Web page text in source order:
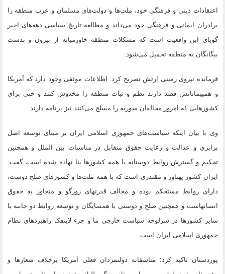
اعتقادات دینی و فرهنگی خود، ملت‌ها و دولت‌های مسلمان و عرب منطقه را
برادران ایمانی و فرهنگی خود می‌داند و مطالعه تاریخ سیاسی دهه‌های اخیر
گویای این واقعیت است که مشکلات منطقه خاورمیانه از بیرون و بدست
بیگانگان به منطقه تحمیل می‌شود.
فرمانده نیروی زمینی ارتش تصریح کرد: اطلاعات موثقی وجود دارد که آمریکا
و همپیمانانش قصد دارند نظم و ثبات منطقه را مخدوش کنند و حتی برای
کشورهایی که امروز مخالفان سوریه را مسلح می‌کنند نیز برنامه دارند.
وی با بیان اینکه سیاست‌های جمهوری اسلامی ایران بر مبنای توسعه اصل
برابری و عدالت و رعایت حقوق متقابل در مناسبات بین الملل و همچنین
تحکیم و گسترش روابط دوستانه با همه کشورها بنا نهاده شده است، گفت:
ایران کشور پهناور و مقتدری است که با همه ملت‌ها و کشورهای صلح دوست،
دارای روابط مستحکم بوده و مخالف قدرتهای زورگو و متجاوز به حقوق
انسانهاست و همچنین صلح و دوستی با همسایگان و توسعه روابط دو جانبه با
سایر کشورها در سرلوحه سیاست خارجی ما و جزء لاینفک راهبردهای نظام
جمهوری اسلامی ایران است.
پوردستان تاکید کرد: متاسفانه دولتمردان فعلی آمریکا برخلاف شعارها و